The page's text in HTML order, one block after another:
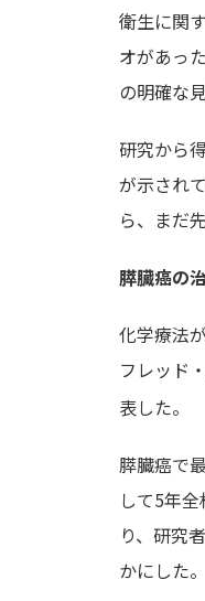
衛生に関
オがあっ
の明確な
研究から
が示され
ら、まだ
膵臓癌の
化学療法
フレッド
表した。
膵臓癌で
して5年
り、研究
かにした。